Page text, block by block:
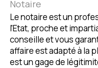
Notaire
Le notaire est un
l'Etat, proche et
conseille et vous
affaire est adapté à la
est un gage de